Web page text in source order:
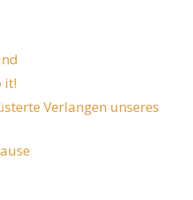
it!
Verlangen unseres